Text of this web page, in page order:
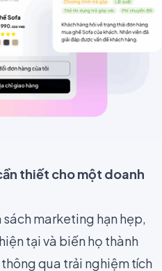
thiết cho một doanh
marketing hạn hẹp,
tại và biến họ thành
qua trải nghiệm tích